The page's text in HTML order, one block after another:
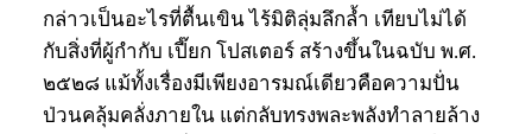
กล่าวเป็นอะไรที่ตื้นเขิน ไร้มิติลุ่มลึกล้ำ เทียบไม่ได้
กับสิ่งที่ผู้กำกับ เปี๊ยก โปสเตอร์ สร้างขึ้นในฉบับ พ.ศ.
๒๕๒๘ แม้ทั้งเรื่องมีเพียงอารมณ์เดียวคือความปั่น
ป่วนคลุ้มคลั่งภายใน แต่กลับทรงพละพลังทำลายล้าง